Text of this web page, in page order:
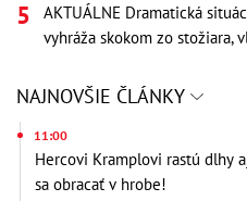
AKTUÁLNE Dramatická
vyhráža skokom zo stožiara,
NAJNOVŠIE ČLÁNKY
11:00
Hercovi Kramplovi rastú dlhy
sa obracať v hrobe!